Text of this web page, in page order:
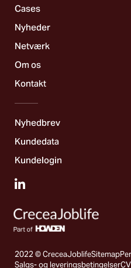
Cases
Nyheder
Netværk
Om os
Kontakt
Nyhedbrev
Kundedata
Kundelogin
2022 © CreceaJoblifeSitemap
Salgs- og leveringsbetingelser